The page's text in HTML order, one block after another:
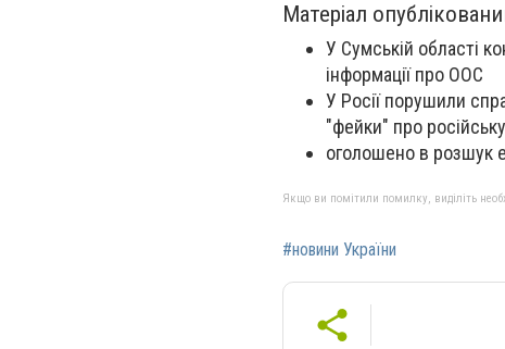
Матеріал
У Сумській області
інформації про ООС
У Росії порушили
"фейки" про
оголошено в розшук
Якщо ви помітили помилку, виділіть
#новини України